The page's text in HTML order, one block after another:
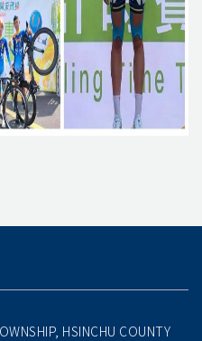
HSINCHU COUNTY